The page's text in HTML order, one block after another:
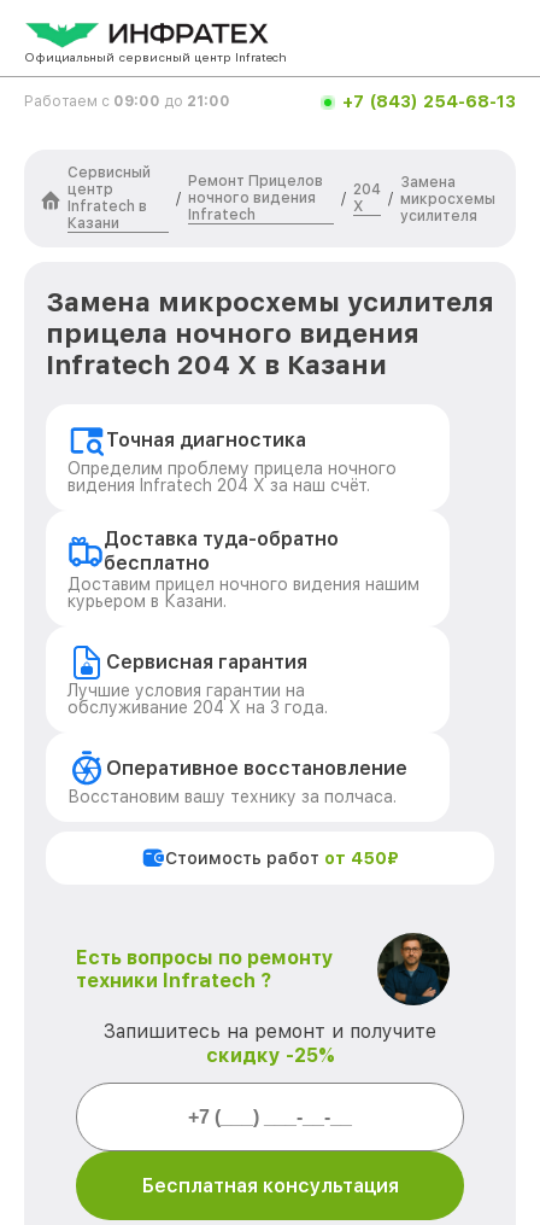
Официальный сервисный центр Infratech
Работаем с 09:00 до 21:00 +7 (843) 254-68-13
Сервисный
центр
Infratech в
Казани
/
Ремонт Прицелов
ночного видения
Infratech
/
204
Х
/
Замена
микросхемы
усилителя
Замена микросхемы усилителя
прицела ночного видения
Infratech 204 Х в Казани
Точная диагностика
Определим проблему прицела ночного
видения Infratech 204 Х за наш счёт.
Доставка туда-обратно
бесплатно
Доставим прицел ночного видения нашим
курьером в Казани.
Сервисная гарантия
Лучшие условия гарантии на
обслуживание 204 Х на 3 года.
Оперативное восстановление
Восстановим вашу технику за полчаса.
Стоимость работ от 450₽
Есть вопросы по ремонту
техники Infratech ?
Запишитесь на ремонт и получите
скидку -25%
Бесплатная консультация